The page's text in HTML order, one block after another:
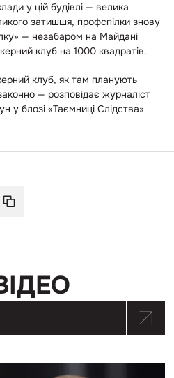
у цій будівлі — велика
затишшя, профспілки знову
— незабаром на Майдані
клуб на 1000 квадратів.
клуб, як там планують
— розповідає журналіст
у блозі «Таємниці Слідства»